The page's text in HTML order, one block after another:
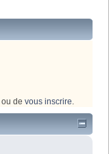
ou de vous inscrire.